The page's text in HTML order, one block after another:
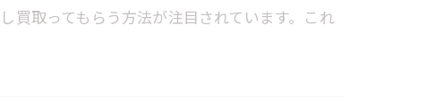
買取ってもらう方法が注目されています。これ